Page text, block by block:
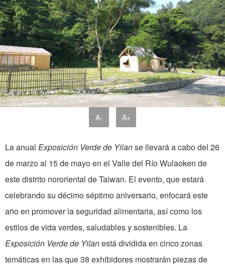
A- A+
La anual Exposición Verde de Yilanse llevará a cabo del 26
de marzo al 15 de mayo en el Valle del Río Wulaoken de
este distrito nororiental de Taiwan. El evento, que estará
celebrando su décimo séptimo aniversario, enfocará este
año en promover la seguridad alimentaria, así como los
estilos de vida verdes, saludables y sostenibles. La
Exposición Verde de Yilanestá dividida en cinco zonas
temáticas en las que 38 exhibidores mostrarán piezas de